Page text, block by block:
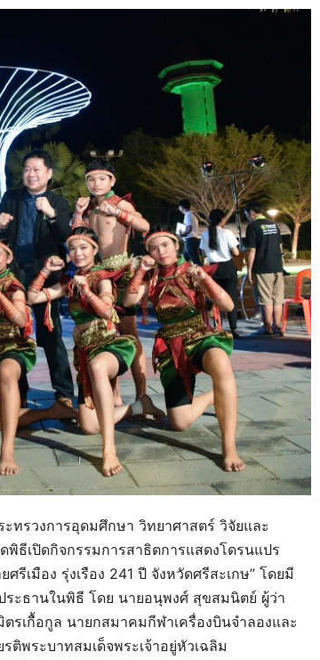
ทรวงการอุดมศึกษา วิทยาศาสตร์ วิจัยและ
ธีเปิดกิจกรรมการสาธิตการแสดงโดรนแปร
รีเมือง รุ่งเรือง 241 ปี จังหวัดศรีสะเกษ” โดยมี
ระธานในพิธี โดย นายอนุพงศ์ สุขสมนิตย์ ผู้ว่า
เกื้อกูล นายกสมาคมกีฬาเครื่องบินจำลองและ
พระบาทสมเด็จพระเจ้าอยู่หัวเฉลิม